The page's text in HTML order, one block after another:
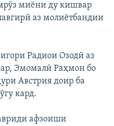
миёни ду кишвар
аз молиётбандии
Радиои Озодӣ аз
Эмомалӣ Раҳмон бо
Австрия доир ба
кард.
афзоиши